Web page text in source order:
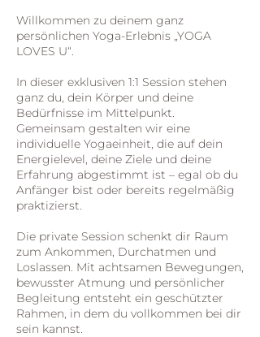
Willkommen zu deinem ganz
persönlichen Yoga-Erlebnis „YOGA
LOVES U“.
In dieser exklusiven 1:1 Session stehen
ganz du, dein Körper und deine
Bedürfnisse im Mittelpunkt.
Gemeinsam gestalten wir eine
individuelle Yogaeinheit, die auf dein
Energielevel, deine Ziele und deine
Erfahrung abgestimmt ist – egal ob du
Anfänger bist oder bereits regelmäßig
praktizierst.
Die private Session schenkt dir Raum
zum Ankommen, Durchatmen und
Loslassen. Mit achtsamen Bewegungen,
bewusster Atmung und persönlicher
Begleitung entsteht ein geschützter
Rahmen, in dem du vollkommen bei dir
sein kannst.